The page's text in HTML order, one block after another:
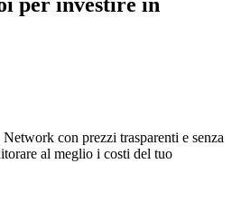
con prezzi trasparenti e senza
al meglio i costi del tuo